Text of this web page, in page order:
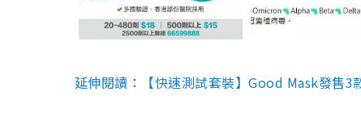
延伸閱讀：【快速測試套裝】Good Mask發售